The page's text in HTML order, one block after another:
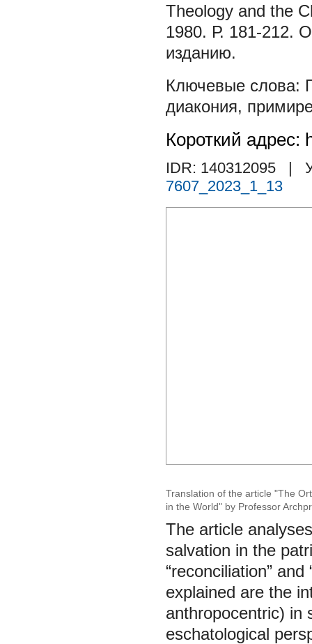
Theology and the
1980. Р. 181-212.
изданию.
диакония,
Короткий адрес:
IDR: 140312095
|
7607_2023_1_13
Translation of the article "The
in the World" by Professor
The article
salvation in the
“reconciliation”
explained are the
anthropocentric) in
eschatological